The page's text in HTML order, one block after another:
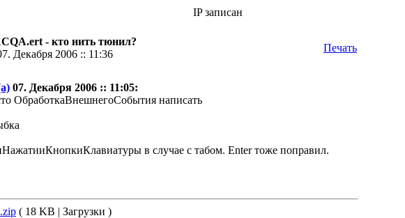
IP записан
- кто нить тюнил?
Декабря 2006 :: 11:36
Печать
07. Декабря 2006 :: 11:05:
ОбработкаВнешнегоСобытия написать
в случае с табом. Enter тоже поправил.
( 18 KB | Загрузки )